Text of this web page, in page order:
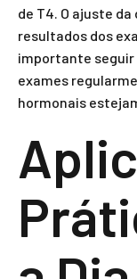
de T4. O ajuste
resultados dos
importante seguir
exames
hormonais